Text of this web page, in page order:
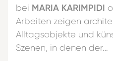
bei MARIA KARIMPIDI
Arbeiten zeigen
Alltagsobjekte und
Szenen, in denen der…